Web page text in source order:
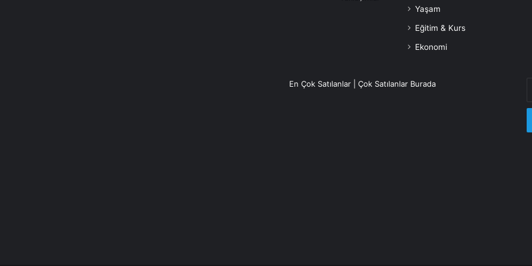
Yaşam
Eğitim & Kurs
Ekonomi
En Çok Satılanlar | Çok Satılanlar Burada